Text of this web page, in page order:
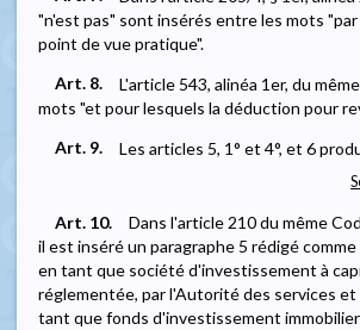
"n'est pas" sont insérés entre les mots
point de vue pratique".
Art. 8.
L'article 543, alinéa 1er, du
mots "et pour lesquels la déduction pour
Art. 9.
Les articles 5, 1° et 4°, et 6
Art. 10. Dans l'article 210 du même
il est inséré un paragraphe 5 rédigé
en tant que société d'investissement à
réglementée, par l'Autorité des services
tant que fonds d'investissement immobilier